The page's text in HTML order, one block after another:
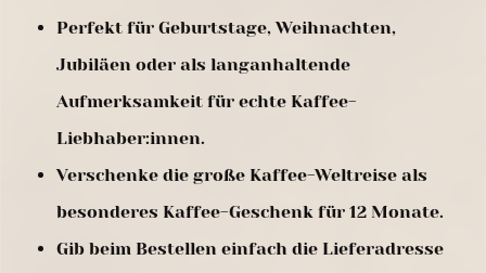
Perfekt für Geburtstage, Weihnachten,
Jubiläen oder als langanhaltende
Aufmerksamkeit für echte Kaffee-
Liebhaber:innen.
Verschenke die große Kaffee-Weltreise als
besonderes Kaffee-Geschenk für 12 Monate.
Gib beim Bestellen einfach die Lieferadresse